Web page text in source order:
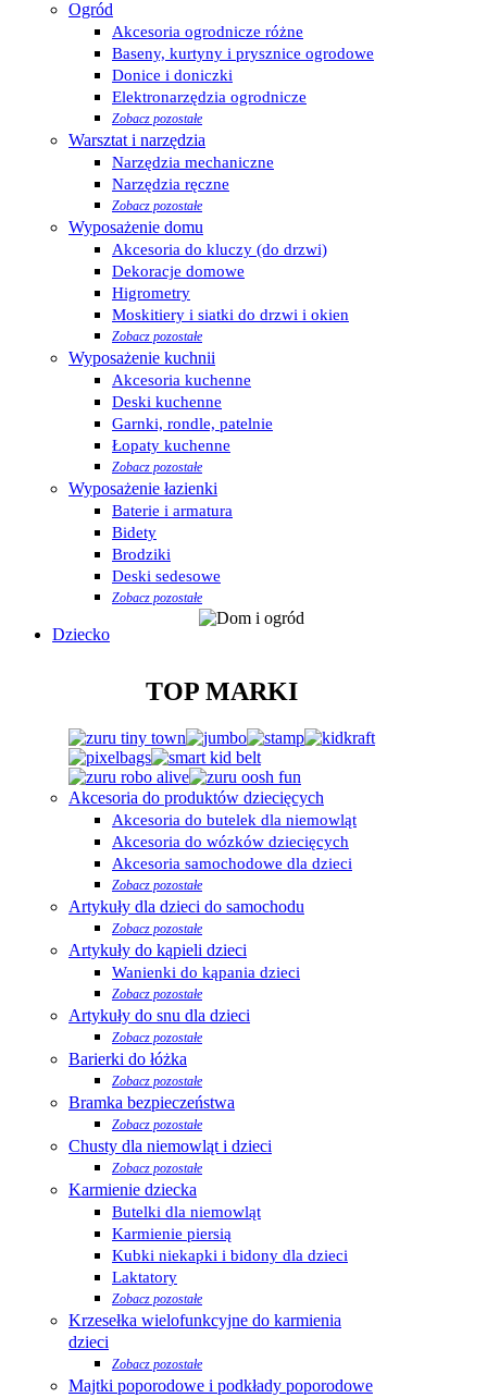
Ogród
Akcesoria ogrodnicze różne
Baseny, kurtyny i prysznice ogrodowe
Donice i doniczki
Elektronarzędzia ogrodnicze
Zobacz pozostałe
Warsztat i narzędzia
Narzędzia mechaniczne
Narzędzia ręczne
Zobacz pozostałe
Wyposażenie domu
Akcesoria do kluczy (do drzwi)
Dekoracje domowe
Higrometry
Moskitiery i siatki do drzwi i okien
Zobacz pozostałe
Wyposażenie kuchnii
Akcesoria kuchenne
Deski kuchenne
Garnki, rondle, patelnie
Łopaty kuchenne
Zobacz pozostałe
Wyposażenie łazienki
Baterie i armatura
Bidety
Brodziki
Deski sedesowe
Zobacz pozostałe
Dziecko
TOP MARKI
Akcesoria do produktów dziecięcych
Akcesoria do butelek dla niemowląt
Akcesoria do wózków dziecięcych
Akcesoria samochodowe dla dzieci
Zobacz pozostałe
Artykuły dla dzieci do samochodu
Zobacz pozostałe
Artykuły do kąpieli dzieci
Wanienki do kąpania dzieci
Zobacz pozostałe
Artykuły do snu dla dzieci
Zobacz pozostałe
Barierki do łóżka
Zobacz pozostałe
Bramka bezpieczeństwa
Zobacz pozostałe
Chusty dla niemowląt i dzieci
Zobacz pozostałe
Karmienie dziecka
Butelki dla niemowląt
Karmienie piersią
Kubki niekapki i bidony dla dzieci
Laktatory
Zobacz pozostałe
Krzesełka wielofunkcyjne do karmienia
dzieci
Zobacz pozostałe
Majtki poporodowe i podkłady poporodowe